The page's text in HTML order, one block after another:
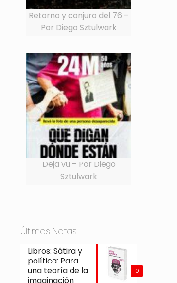
Retorno y conjuro del 76 –
Por Diego Sztulwark
Deja vu – Por Diego
Sztulwark
Últimas Notas
0
Libros: Sátira y
política: Para
una teoría de la
imaginación